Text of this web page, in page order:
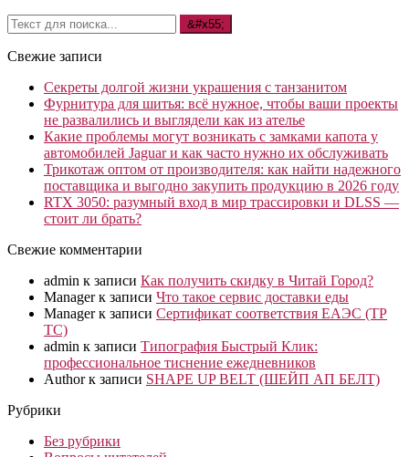
Свежие записи
Секреты долгой жизни украшения с танзанитом
Фурнитура для шитья: всё нужное, чтобы ваши проекты
не развалились и выглядели как из ателье
Какие проблемы могут возникать с замками капота у
автомобилей Jaguar и как часто нужно их обслуживать
Трикотаж оптом от производителя: как найти надежного
поставщика и выгодно закупить продукцию в 2026 году
RTX 3050: разумный вход в мир трассировки и DLSS —
стоит ли брать?
Свежие комментарии
admin к записи Как получить скидку в Читай Город?
Managerк записи Что такое сервис доставки еды
Managerк записи Сертификат соответствия ЕАЭС (ТР
ТС)
admin к записи Типография Быстрый Клик:
профессиональное тиснение ежедневников
Authorк записи SHAPE UP BELT (ШЕЙП АП БЕЛТ)
Рубрики
Без рубрики